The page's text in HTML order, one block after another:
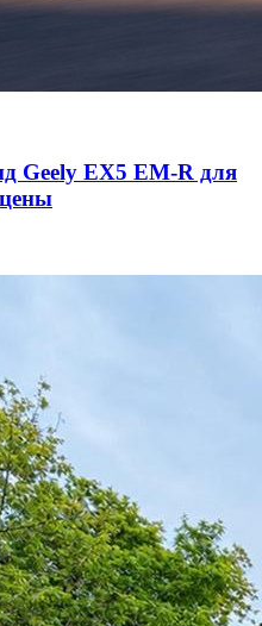
Geely EX5 EM-R для